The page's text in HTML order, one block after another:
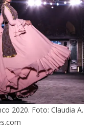
2020. Foto: Claudia A.